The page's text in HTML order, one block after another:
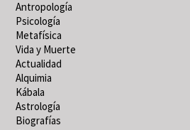
Antropología
Psicología
Metafísica
Vida y Muerte
Actualidad
Alquimia
Kábala
Astrología
Biografías